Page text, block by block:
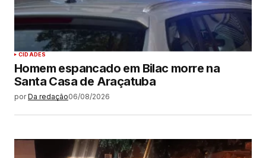
CIDADES
Homem espancado em Bilac morre na
Santa Casa de Araçatuba
por Da redação06/08/2026